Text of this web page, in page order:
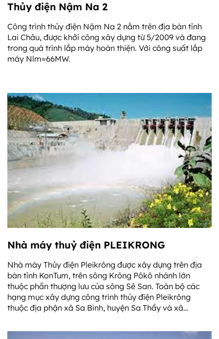
Thủy điện Nậm Na 2
Công trình thủy điện Nậm Na 2 nằm trên địa bàn tỉnh
Lai Châu, được khởi công xây dựng từ 5/2009 và đang
trong quá trình lắp máy hoàn thiện. Với công suất lắp
máy Nlm=66MW.
Nhà máy thuỷ điện PLEIKRONG
Nhà máy Thủy điện Pleikrông được xây dựng trên địa
bàn tỉnh KonTum, trên sông Krông Pôkô nhánh lớn
thuộc phần thượng lưu của sông Sê San. Toàn bộ các
hạng mục xây dựng công trình thủy điện Pleikrông
thuộc địa phận xã Sa Bình, huyện Sa Thầy và xã